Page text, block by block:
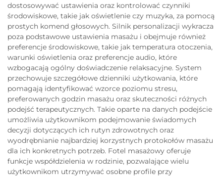
dostosowywać ustawienia oraz kontrolować czynniki
środowiskowe, takie jak oświetlenie czy muzyka, za pomocą
prostych komend głosowych. Silnik personalizacji wykracza
poza podstawowe ustawienia masażu i obejmuje również
preferencje środowiskowe, takie jak temperatura otoczenia,
warunki oświetlenia oraz preferencje audio, które
wzbogacają ogólny doświadczenie relaksacyjne. System
przechowuje szczegółowe dzienniki użytkowania, które
pomagają identyfikować wzorce poziomu stresu,
preferowanych godzin masażu oraz skuteczności różnych
podejść terapeutycznych. Takie oparte na danych podejście
umożliwia użytkownikom podejmowanie świadomych
decyzji dotyczących ich rutyn zdrowotnych oraz
wyodrębnianie najbardziej korzystnych protokołów masażu
dla ich konkretnych potrzeb. Fotel masażowy oferuje
funkcje współdzielenia w rodzinie, pozwalające wielu
użytkownikom utrzymywać osobne profile przy